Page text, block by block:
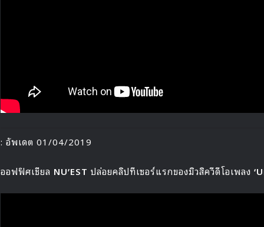
: อัพเดต 01/04/2019
ออฟฟิศเชียล NU’EST ปล่อยคลิปทีเซอร์แรกของมิวสิควีดีโอเพลง